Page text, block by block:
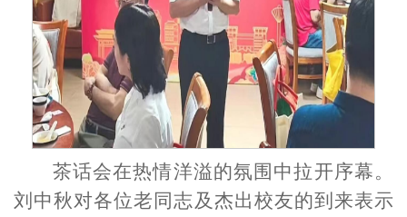
茶话会在热情洋溢的氛围 中拉开序幕。
刘中秋对各位老同志 及杰出校友的到来表示